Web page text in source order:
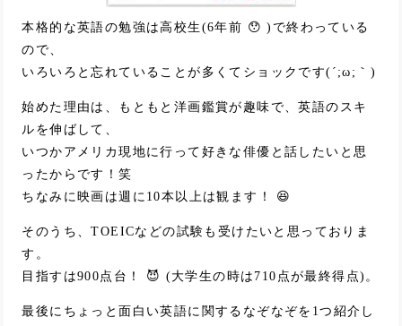
本格的な英語の勉強は高校生(6年前 😯 )で終わっている
ので、
いろいろと忘れていることが多くてショックです(´;ω;｀)
始めた理由は、もともと洋画鑑賞が趣味で、英語のスキ
ルを伸ばして、
いつかアメリカ現地に行って好きな俳優と話したいと思
ったからです！笑
ちなみに映画は週に10本以上は観ます！ 😆
そのうち、TOEICなどの試験も受けたいと思っておりま
す。
目指すは900点台！ 😈 (大学生の時は710点が最終得点)。
最後にちょっと面白い英語に関するなぞなぞを1つ紹介し